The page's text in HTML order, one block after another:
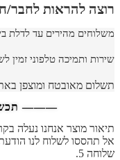
רוצה להראות לחבר/
משלוחים מהירים עד לדלת
שירות ותמיכה טלפוני זמין
תשלום מאובטח ומוצפן
———
תיאור מוצר אנחנו נעלה
שלוחה 5.